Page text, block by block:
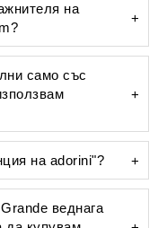
на
само със
на adorini"?
веднага